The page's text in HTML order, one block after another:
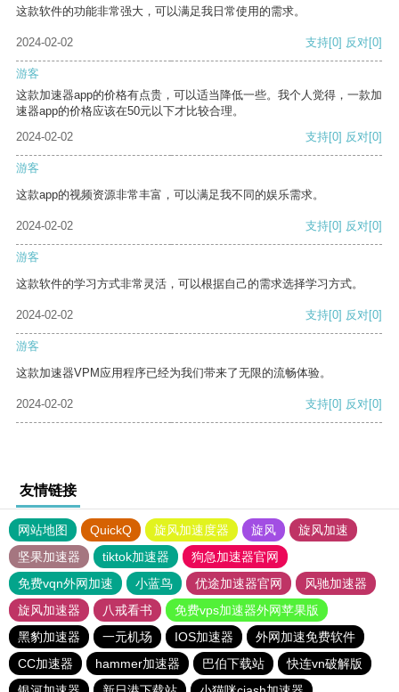
这款软件的功能非常强大，可以满足我日常使用的需求。
2024-02-02 支持[0] 反对[0]
游客
这款加速器app的价格有点贵，可以适当降低一些。我个人觉得，一款加
速器app的价格应该在50元以下才比较合理。
2024-02-02
支持[0] 反对[0]
游客
这款app的视频资源非常丰富，可以满足我不同的娱乐需求。
2024-02-02 支持[0] 反对[0]
游客
这款软件的学习方式非常灵活，可以根据自己的需求选择学习方式。
2024-02-02 支持[0] 反对[0]
游客
这款加速器VPM应用程序已经为我们带来了无限的流畅体验。
2024-02-02 支持[0] 反对[0]
友情链接
网站地图 QuickQ 旋风加速度器 旋风
旋风加速
坚果加速器
tiktok加速器
狗急加速器官网
免费vqn外网加速
小蓝鸟 优途加速器官网
风驰加速器
旋风加速器
八戒看书
免费vps加速器外网苹果版
黑豹加速器
一元机场 IOS加速器
外网加速免费软件
CC加速器
hammer加速器 巴伯下载站
快连vn破解版